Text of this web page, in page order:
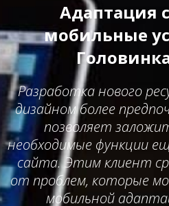
Адаптация
мобильные
Разработка нового
дизайном более
позволяет
необходимые функции
сайта. Этим клиент
от проблем, которые
мобильной